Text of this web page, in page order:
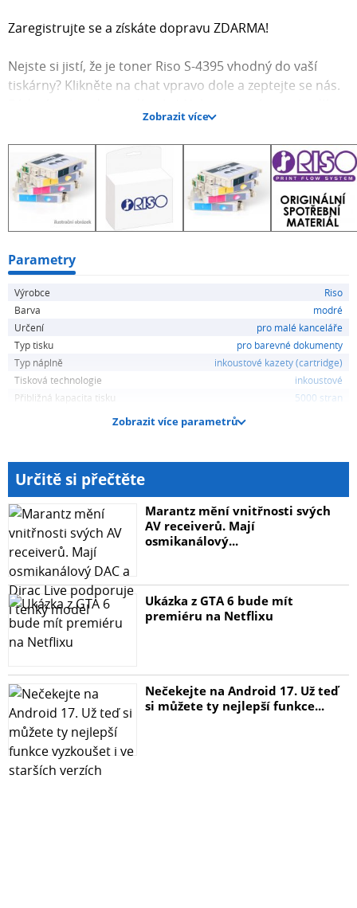
Zaregistrujte se a získáte dopravu ZDARMA!
Nejste si jistí, že je toner Riso S-4395 vhodný do vaší
tiskárny? Klikněte na chat vpravo dole a zeptejte se nás.
vašeho domova nebo kanceláře, bez nutnosti navštívit
kamennou prodejnu.
Zobrazit více
Parametry
Výrobce
Riso
Barva
modré
Určení
pro malé kanceláře
Typ tisku
pro barevné dokumenty
Typ náplně
inkoustové kazety (cartridge)
Tisková technologie
inkoustové
Přibližná kapacita tisku
5000 stran
Zobrazit více parametrů
Určitě si přečtěte
Marantz mění vnitřnosti svých
AV receiverů. Mají
osmikanálový...
Ukázka z GTA 6 bude mít
premiéru na Netflixu
Nečekejte na Android 17. Už teď
si můžete ty nejlepší funkce...